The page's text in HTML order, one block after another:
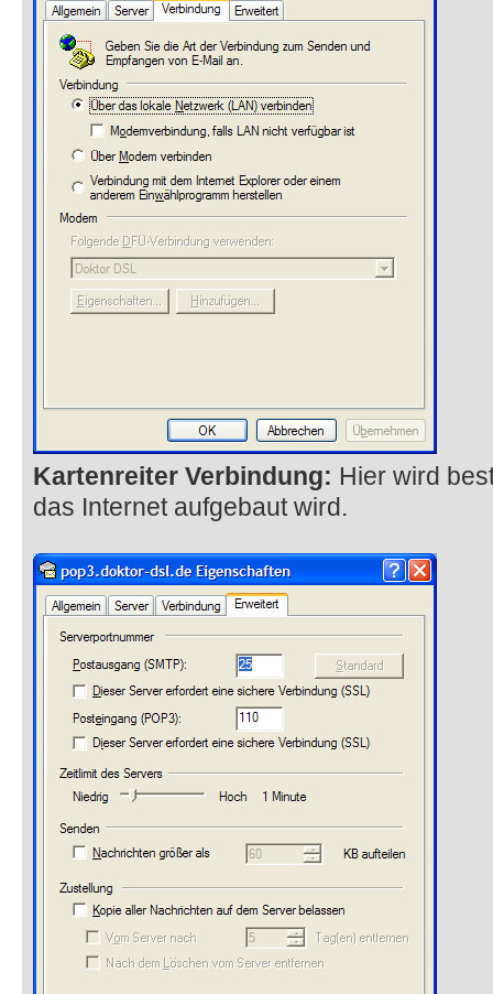
Kartenreiter Verbindung: Hier wird
das Internet aufgebaut wird.